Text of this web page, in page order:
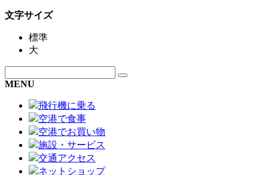
文字サイズ
標準
大
MENU
飛行機に乗る
空港で食事
空港でお買い物
施設・サービス
交通アクセス
ネットショップ